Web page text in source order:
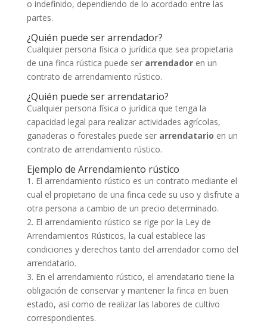
o indefinido, dependiendo de lo acordado entre las
partes.
¿Quién puede ser arrendador?
Cualquier persona física o jurídica que sea propietaria
de una finca rústica puede ser arrendadoren un
contrato de arrendamiento rústico.
¿Quién puede ser arrendatario?
Cualquier persona física o jurídica que tenga la
capacidad legal para realizar actividades agrícolas,
ganaderas o forestales puede ser arrendatario en un
contrato de arrendamiento rústico.
Ejemplo de Arrendamiento rústico
1. El arrendamiento rústico es un contrato mediante el
cual el propietario de una finca cede su uso y disfrute a
otra persona a cambio de un precio determinado.
2. El arrendamiento rústico se rige por la Ley de
Arrendamientos Rústicos, la cual establece las
condiciones y derechos tanto del arrendador como del
arrendatario.
3. En el arrendamiento rústico, el arrendatario tiene la
obligación de conservar y mantener la finca en buen
estado, así como de realizar las labores de cultivo
correspondientes.